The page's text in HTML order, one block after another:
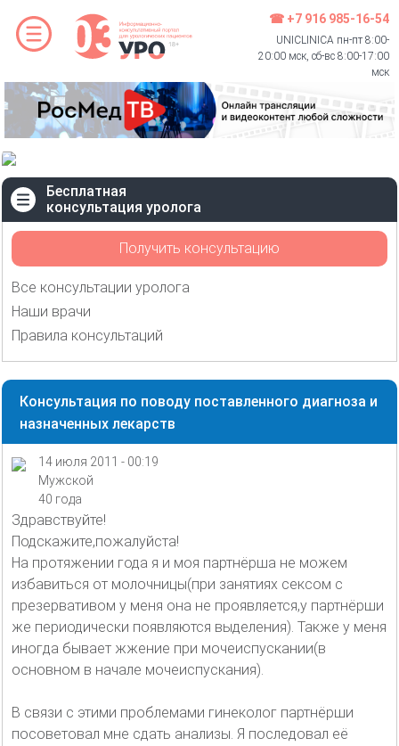
☎ +7 916 985-16-54
UNICLINICA пн-пт 8:00-
20:00 мск, сб-вс 8:00-17:00
мск
Бесплатная
консультация уролога
Получить консультацию
Все консультации уролога
Наши врачи
Правила консультаций
Консультация по поводу поставленного диагноза и
назначенных лекарств
14 июля 2011 - 00:19
Мужской
40 года
Здравствуйте!
Подскажите,пожалуйста!
На протяжении года я и моя партнёрша не можем
избавиться от молочницы(при занятиях сексом с
презервативом у меня она не проявляется,у партнёрши
же периодически появляются выделения). Также у меня
иногда бывает жжение при мочеиспускании(в
основном в начале мочеиспускания).
В связи с этими проблемами гинеколог партнёрши
посоветовал мне сдать анализы. Я последовал её